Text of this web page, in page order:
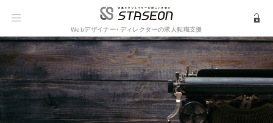
Webデザイナー・ディレクターの求人転職支援